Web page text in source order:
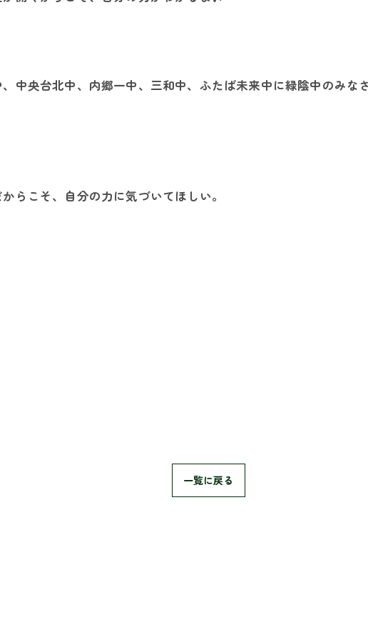
中央台北中、内郷一中、三和中、ふたば未来中に緑陰中のみな
らこそ、自分の力に気づいてほしい。
一覧に戻る